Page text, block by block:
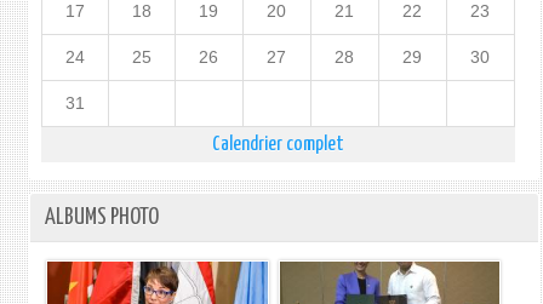
17 18 19 20 21 22 23
24 25 26 27 28 29 30
31
Calendrier complet
ALBUMS PHOTO